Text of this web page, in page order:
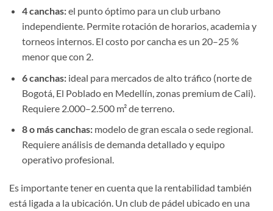
4 canchas:el punto óptimo para un club urbano
independiente. Permite rotación de horarios, academia y
torneos internos. El costo por cancha es un 20–25 %
menor que con 2.
6 canchas:ideal para mercados de alto tráfico (norte de
Bogotá, El Poblado en Medellín, zonas premium de Cali).
Requiere 2.000–2.500 m² de terreno.
8 o más canchas:modelo de gran escala o sede regional.
Requiere análisis de demanda detallado y equipo
operativo profesional.
Es importante tener en cuenta que la rentabilidad también
está ligada a la ubicación. Un club de pádel ubicado en una